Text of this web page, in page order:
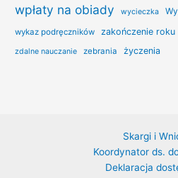
wpłaty na obiady wycieczka
wykaz podręczników zakończenie roku
zdalne nauczanie zebrania życzenia
Skargi i
Koordynator ds.
Deklaracja